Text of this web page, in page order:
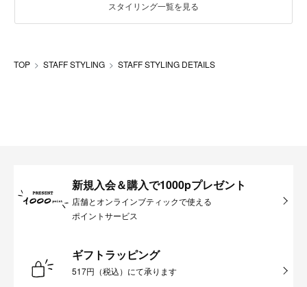
スタイリング一覧を見る
TOP STAFF STYLING STAFF STYLING DETAILS
新規入会＆購入で1000pプレゼント
店舗とオンラインブティックで使える
ポイントサービス
ギフトラッピング
517円（税込）にて承ります